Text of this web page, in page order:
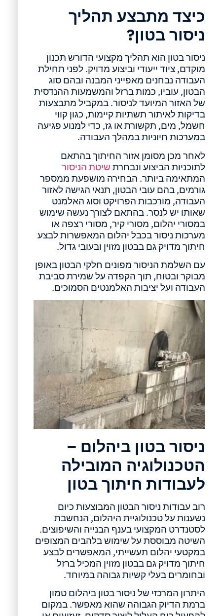
כיצד מתבצע תהליך
ניסור בטון?
ניסור בטון הוא תהליך מקצועי הדורש תכנון
מוקדם, ציוד ייעודי וביצוע מדויק. לפני תחילת
העבודה נבחנים מאפייני המבנה ובהם סוג
הבטון, עוביו, כמות ברזל והמשמעות ההנדסית
של האזור המיועד לניסור. במקביל מתבצעות
בדיקות לאיתור תשתיות קיימות, כגון קווי
חשמל, מים, תקשורת או גז, כדי למנוע פגיעה
במערכות חיוניות במהלך העבודה.
לאחר מכן מסומן אזור החיתוך בהתאם
לתוכניות הביצוע ונבחרת שיטת הניסור
המתאימה ביותר. הבחירה מושפעת ממספר
גורמים, בהם עובי הבטון, תנאי הגישה לאזור
העבודה, מורכבות הפרויקט וסוג האלמנט
שאותו יש לנסר. בהתאם לצורך נעשה שימוש
במסורי יהלום, מסורי קיר, מסורי רצפה או
מערכות ניסור בכבל יהלום המאפשרות לבצע
חיתוך מדויק גם בבטון מזוין ובעובי גדול.
עם השלמת הניסור מפונים חלקי הבטון באופן
מבוקר ובטוח, תוך הקפדה על שמירת סביבת
העבודה ועל יציבות האלמנטים הסמוכים.
ניסור בטון ביהלום –
הטכנולוגיה המובילה
לעבודות חיתוך בטון
רוב עבודות ניסור הבטון המבוצעות כיום
נשענות על טכנולוגיית היהלום, הנחשבת
לסטנדרט המקצועי בענף הבנייה והשיפוצים.
השיטה מבוססת על שימוש בלהבים המצופים
במקטעי יהלום תעשייתי, המאפשרים לבצע
חיתוך מדויק גם בבטון מזוין המכיל ברזל
ובחומרים בעלי קשיות גבוהה במיוחד.
היתרון המרכזי של ניסור בטון ביהלום טמון
ברמת הדיוק הגבוהה שהוא מאפשר. במקום